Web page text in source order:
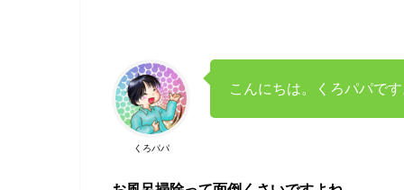
くろパパ
こんにちは。くろパパで